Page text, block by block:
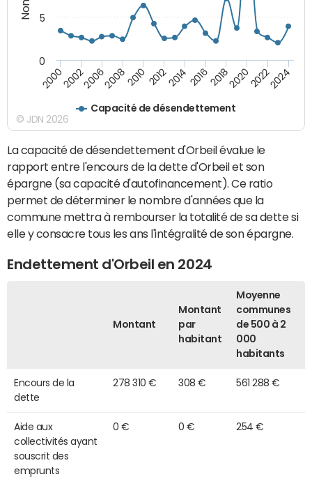
Capacité de désendettement
20002002200620082010 2012201420162018202020222024
0
5
© JDN 2026
La capacité de désendettement d'Orbeil évalue le
rapport entre l'encours de la dette d'Orbeil et son
épargne (sa capacité d'autofinancement). Ce ratio
permet de déterminer le nombre d'années que la
commune mettra à rembourser la totalité de sa dette si
elle y consacre tous les ans l'intégralité de son épargne.
Endettement d'Orbeil en 2024
Montant
Montant
par
habitant
Moyenne
communes
de 500 à 2
000
habitants
Encours de la
dette
278 310 € 308 € 561 288 €
Aide aux
collectivités ayant
souscrit des
emprunts
0 € 0 € 254 €